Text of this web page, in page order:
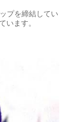
プを締結してい
います。